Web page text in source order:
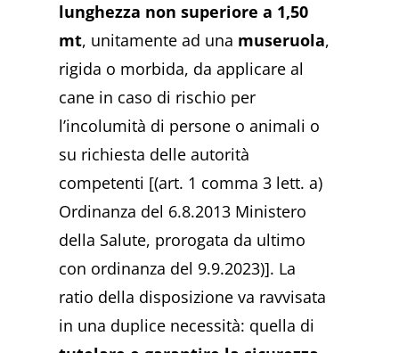
lunghezza non superiore a 1,50
mt, unitamente ad una museruola,
rigida o morbida, da applicare al
cane in caso di rischio per
l’incolumità di persone o animali o
su richiesta delle autorità
competenti [(art. 1 comma 3 lett. a)
Ordinanza del 6.8.2013 Ministero
della Salute, prorogata da ultimo
con ordinanza del 9.9.2023)]. La
ratio della disposizione va ravvisata
in una duplice necessità: quella di